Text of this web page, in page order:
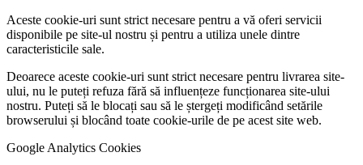
Aceste cookie-uri sunt strict necesare pentru a vă oferi servicii
disponibile pe site-ul nostru și pentru a utiliza unele dintre
caracteristicile sale.
Deoarece aceste cookie-uri sunt strict necesare pentru livrarea site-
ului, nu le puteți refuza fără să influențeze funcționarea site-ului
nostru. Puteți să le blocați sau să le ștergeți modificând setările
browserului și blocând toate cookie-urile de pe acest site web.
Google Analytics Cookies